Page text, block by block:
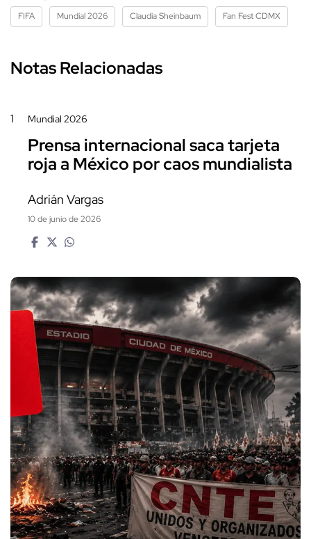
FIFA Mundial 2026 Claudia Sheinbaum Fan Fest CDMX
Notas Relacionadas
1 Mundial 2026
Prensa internacional saca tarjeta
roja a México por caos mundialista
Adrián Vargas
10 de junio de 2026